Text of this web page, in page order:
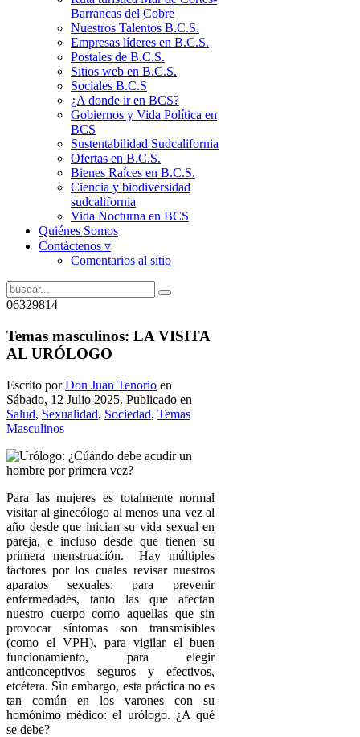
Barrancas del Cobre
Nuestros Talentos B.C.S.
Empresas líderes en B.C.S.
Postales de B.C.S.
Sitios web en B.C.S.
Sociales B.C.S
¿A donde ir en BCS?
Gobiernos y Vida Política en
BCS
Sustentabilidad Sudcalifornia
Ofertas en B.C.S.
Bienes Raíces en B.C.S.
Ciencia y biodiversidad
sudcalifornia
Vida Nocturna en BCS
Quiénes Somos
Contáctenos ▿
Comentarios al sitio
06329814
Temas masculinos: LA VISITA
AL URÓLOGO
Escrito porDon Juan Tenorio en
Sábado, 12 Julio 2025. Publicado en
Salud, Sexualidad, Sociedad, Temas
Masculinos
Para las mujeres es totalmente normal
visitar al ginecólogo al menos una vez al
año desde que inician su vida sexual en
pareja, e incluso desde que tienen su
primera menstruación. Hay múltiples
factores por los cuales revisar nuestros
aparatos sexuales: para prevenir
enfermedades, tanto las que afectan
nuestro cuerpo como aquellas que sin
provocar síntomas son transmisibles
(como el VPH), para vigilar el buen
funcionamiento, para elegir
anticonceptivos seguros y efectivos,
etcétera. Sin embargo, esta práctica no es
tan común en los varones con su
homónimo médico: el urólogo. ¿A qué
se debe?